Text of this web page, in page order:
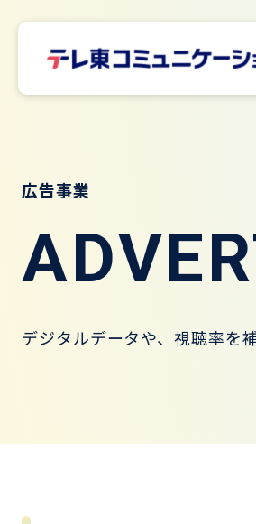
広告事業
デジタルデータや、視聴率を